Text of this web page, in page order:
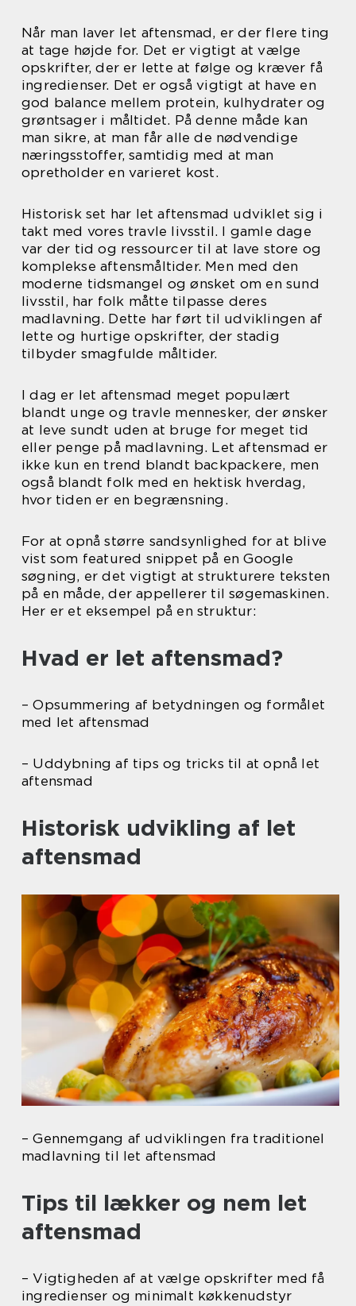
Når man laver let aftensmad, er der flere ting
at tage højde for. Det er vigtigt at vælge
opskrifter, der er lette at følge og kræver få
ingredienser. Det er også vigtigt at have en
god balance mellem protein, kulhydrater og
grøntsager i måltidet. På denne måde kan
man sikre, at man får alle de nødvendige
næringsstoffer, samtidig med at man
opretholder en varieret kost.
Historisk set har let aftensmad udviklet sig i
takt med vores travle livsstil. I gamle dage
var der tid og ressourcer til at lave store og
komplekse aftensmåltider. Men med den
moderne tidsmangel og ønsket om en sund
livsstil, har folk måtte tilpasse deres
madlavning. Dette har ført til udviklingen af
lette og hurtige opskrifter, der stadig
tilbyder smagfulde måltider.
I dag er let aftensmad meget populært
blandt unge og travle mennesker, der ønsker
at leve sundt uden at bruge for meget tid
eller penge på madlavning. Let aftensmad er
ikke kun en trend blandt backpackere, men
også blandt folk med en hektisk hverdag,
hvor tiden er en begrænsning.
For at opnå større sandsynlighed for at blive
vist som featured snippet på en Google
søgning, er det vigtigt at strukturere teksten
på en måde, der appellerer til søgemaskinen.
Her er et eksempel på en struktur:
Hvad er let aftensmad?
– Opsummering af betydningen og formålet
med let aftensmad
– Uddybning af tips og tricks til at opnå let
aftensmad
Historisk udvikling af let
aftensmad
– Gennemgang af udviklingen fra traditionel
madlavning til let aftensmad
Tips til lækker og nem let
aftensmad
– Vigtigheden af at vælge opskrifter med få
ingredienser og minimalt køkkenudstyr